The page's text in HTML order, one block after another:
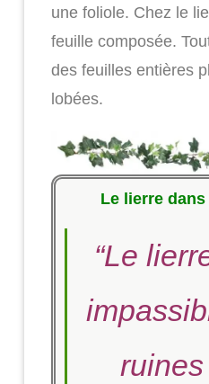
une foliole. Chez le
feuille composée.
des feuilles entières
lobées.
Le lierre
“Le